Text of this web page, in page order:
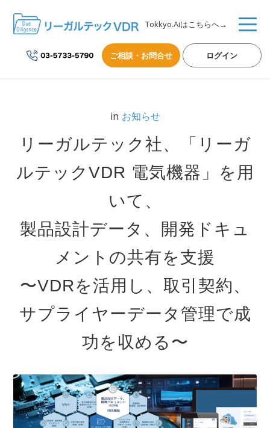
Tokkyo.Aiはこちらへ→
ご相談・お問合せ ログイン
in お知らせ
リーガルテック社、「リーガ
ルテックVDR 電気機器」を用
いて、
製品設計データ、開発ドキュ
メントの共有を支援
〜VDRを活用し、取引契約、
サプライヤーデータ管理で成
功を収める〜